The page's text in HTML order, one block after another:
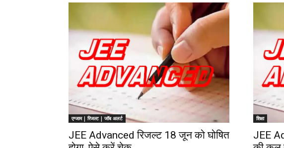
एग्जाम | रिजल्ट | जॉब अलर्ट
JEE Advanced रिजल्ट 18 जून को घोषित
शिक्षा
JEE